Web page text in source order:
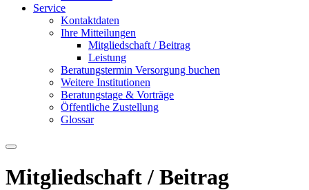
Service
Kontaktdaten
Ihre Mitteilungen
Mitgliedschaft / Beitrag
Leistung
Beratungstermin Versorgung buchen
Weitere Institutionen
Beratungstage & Vorträge
Öffentliche Zustellung
Glossar
Mitgliedschaft / Beitrag